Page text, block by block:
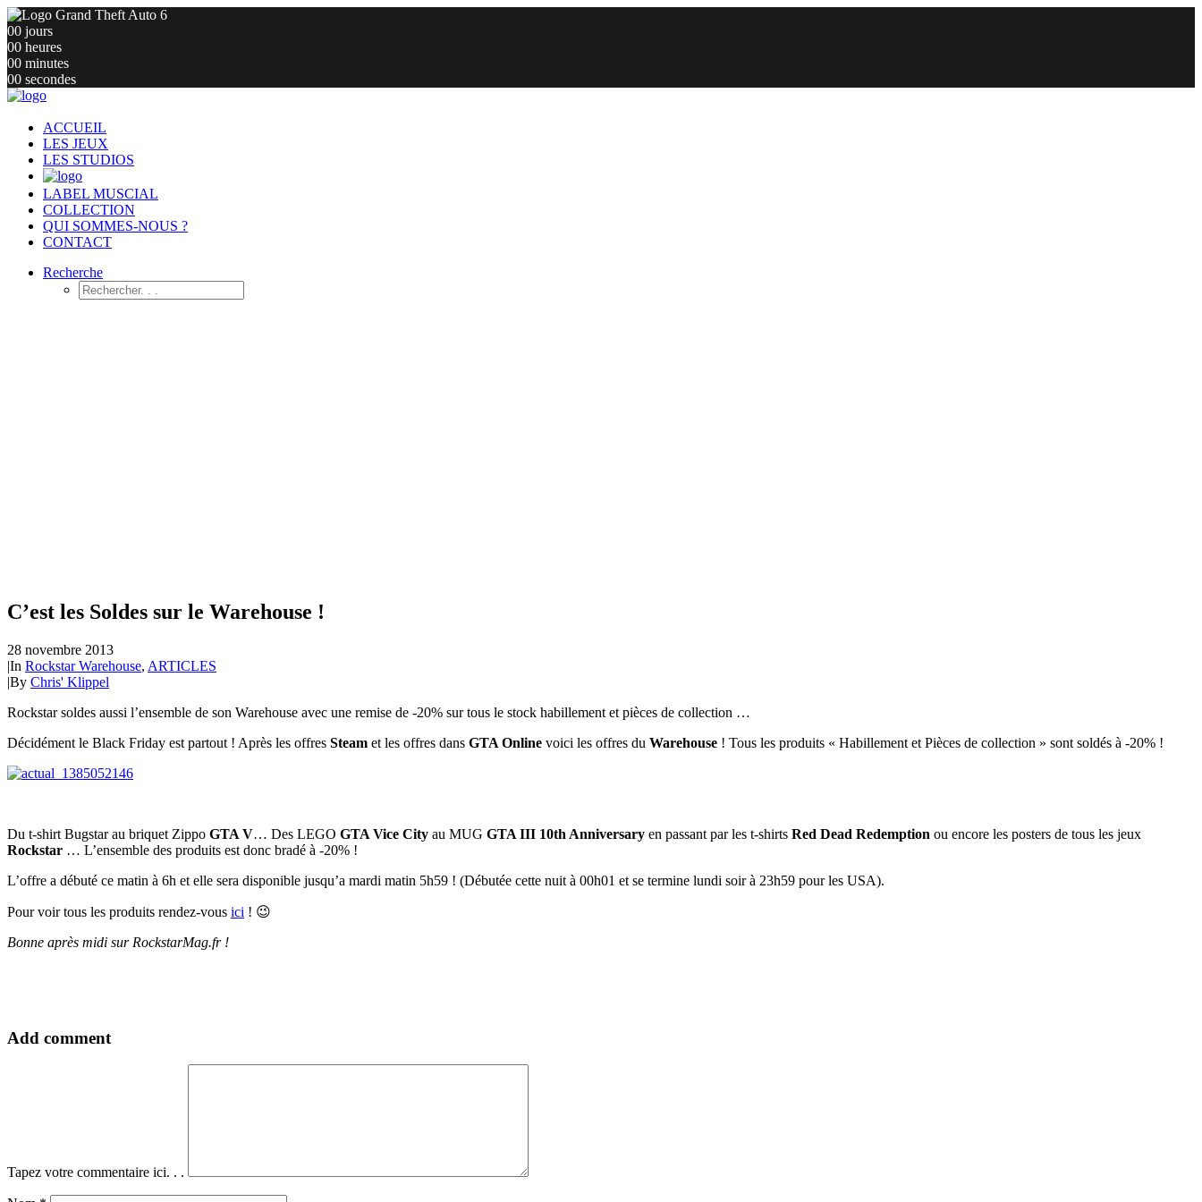
00 jours
00 heures
00 minutes
00 secondes
ACCUEIL
LES JEUX
LES STUDIOS
LABEL MUSCIAL
COLLECTION
QUI SOMMES-NOUS ?
CONTACT
Recherche
C’est les Soldes sur le Warehouse !
28 novembre 2013
|In Rockstar Warehouse, ARTICLES
|By Chris' Klippel
Rockstar soldes aussi l’ensemble de son Warehouse avec une remise de -20% sur tous le stock habillement et pièces de collection …
Décidément le Black Friday est partout ! Après les offres Steam et les offres dans GTA Online voici les offres du Warehouse ! Tous les produits « Habillement et Pièces de collection » sont soldés à -20% !
Du t-shirt Bugstar au briquet Zippo GTA V… Des LEGO GTA Vice City au MUG GTA III 10th Anniversary en passant par les t-shirts Red Dead Redemption ou encore les posters de tous les jeux
Rockstar … L’ensemble des produits est donc bradé à -20% !
L’offre a débuté ce matin à 6h et elle sera disponible jusqu’a mardi matin 5h59 ! (Débutée cette nuit à 00h01 et se termine lundi soir à 23h59 pour les USA).
Pour voir tous les produits rendez-vous ici ! 😉
Bonne après midi sur RockstarMag.fr !
Add comment
Tapez votre commentaire ici. . .